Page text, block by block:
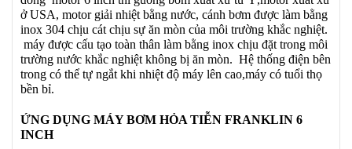
ở USA, motor giải nhiệt bằng nước, cánh bơm được làm bằng
inox 304 chịu cát chịu sự ăn mòn của môi trường khắc nghiệt.
máy được cấu tạo toàn thân làm bằng inox chịu đặt trong môi
trường nước khắc nghiệt không bị ăn mòn. Hệ thống điện bên
trong có thể tự ngắt khi nhiệt độ máy lên cao,máy có tuổi thọ
bền bỉ.
ỨNG DỤNG MÁY BƠM HỎA TIỄN FRANKLIN 6
INCH